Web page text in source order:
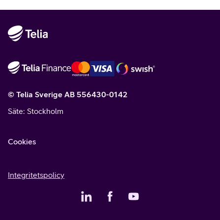
© Telia Sverige AB 556430-0142
Säte: Stockholm
Cookies
Integritetspolicy